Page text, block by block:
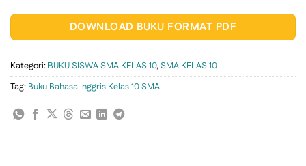
DOWNLOAD BUKU FORMAT PDF
Kategori: BUKU SISWA SMA KELAS 10,SMA KELAS 10
Tag: Buku Bahasa Inggris Kelas 10 SMA